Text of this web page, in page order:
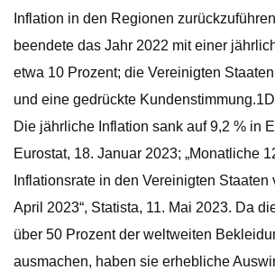
Inflation in den Regionen
beendete das Jahr 2022 mit einer
etwa 10 Prozent; die Vereinigten
und eine gedrückte
Die jährliche Inflation sank auf 9,2 % in
Eurostat, 18. Januar 2023; „Monatliche
Inflationsrate in den Vereinigten
April 2023“, Statista, 11. Mai 2023. Da
über 50 Prozent der weltweiten
ausmachen, haben sie erhebliche